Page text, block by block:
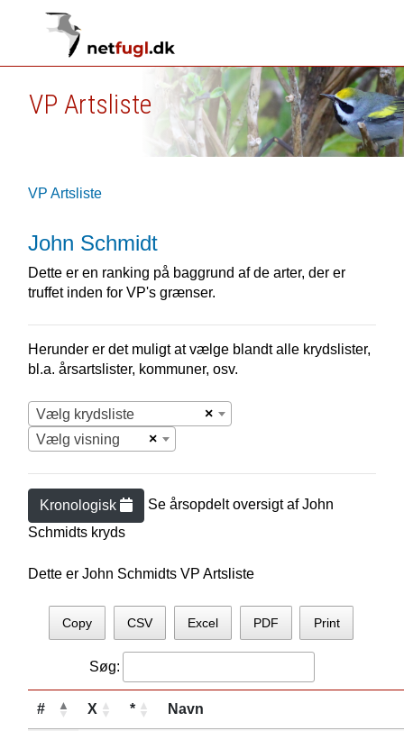
VP Artsliste
VP Artsliste
John Schmidt
Dette er en ranking på baggrund af de arter, der er
truffet inden for VP's grænser.
Herunder er det muligt at vælge blandt alle krydslister,
bl.a. årsartslister, kommuner, osv.
×
Vælg krydsliste
×
Vælg visning
Kronologisk Se årsopdelt oversigt afJohn
Schmidts kryds
Dette er John Schmidts VP Artsliste
Copy CSV Excel PDF Print
Søg:
# X * Navn